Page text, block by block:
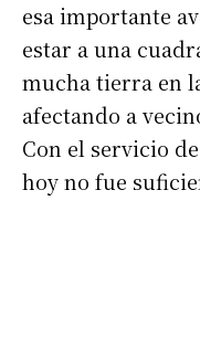
esa importante
estar a una
mucha tierra en
afectando a
Con el servicio
hoy no fue